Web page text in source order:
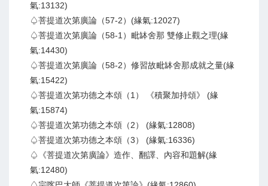
氣:13132)
♤菩提道次第廣論（57-2）(緣氣:12027)
♤菩提道次第廣論（58-1）毗缽舍那 雙修止觀之理(緣
氣:14430)
♤菩提道次第廣論（58-2）修習故毗缽舍那成就之量(緣
氣:15422)
♤菩提道次第功德之本頌（1） 《積聚加持頌》 (緣
氣:15874)
♤菩提道次第功德之本頌（2） (緣氣:12808)
♤菩提道次第功德之本頌（3） (緣氣:16336)
♤《菩提道次第廣論》造作、翻譯、內容和題解(緣
氣:12480)